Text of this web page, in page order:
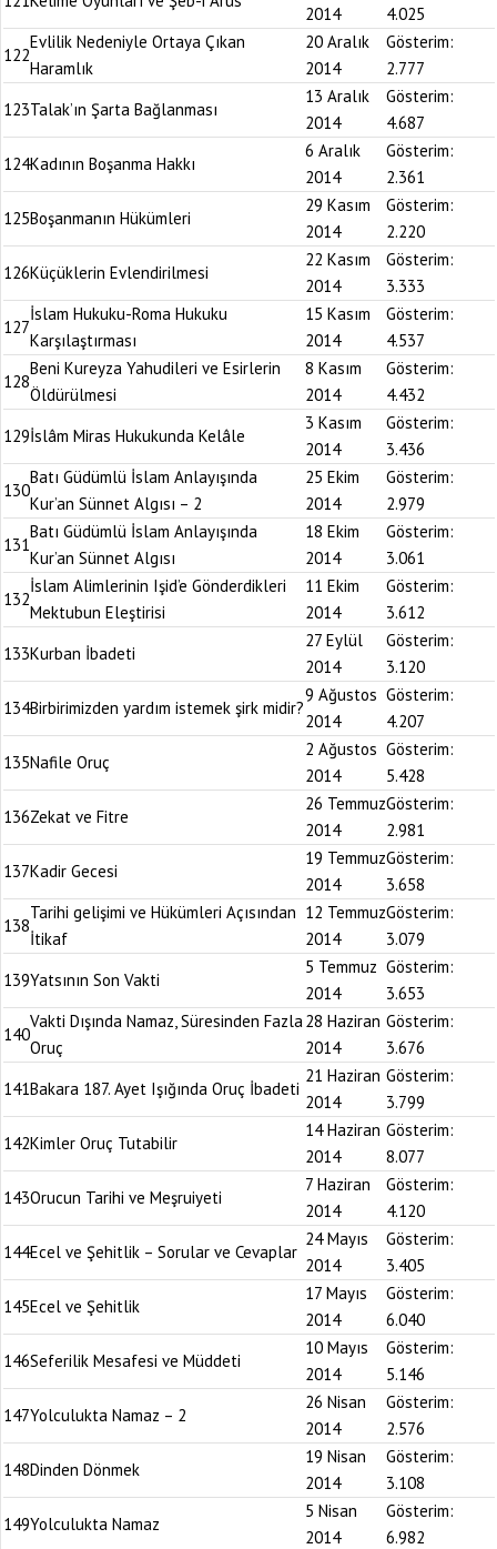
2014
4.025
122
Evlilik Nedeniyle Ortaya Çıkan
Haramlık
20 Aralık
2014
Gösterim:
2.777
123Talak’ın Şarta Bağlanması
13 Aralık
2014
Gösterim:
4.687
124Kadının Boşanma Hakkı
6 Aralık
2014
Gösterim:
2.361
125Boşanmanın Hükümleri
29 Kasım
2014
Gösterim:
2.220
126Küçüklerin Evlendirilmesi
22 Kasım
2014
Gösterim:
3.333
127
İslam Hukuku-Roma Hukuku
Karşılaştırması
15 Kasım
2014
Gösterim:
4.537
128
Beni Kureyza Yahudileri ve Esirlerin
Öldürülmesi
8 Kasım
2014
Gösterim:
4.432
129İslâm Miras Hukukunda Kelâle
3 Kasım
2014
Gösterim:
3.436
130
Batı Güdümlü İslam Anlayışında
Kur’an Sünnet Algısı – 2
25 Ekim
2014
Gösterim:
2.979
131
Batı Güdümlü İslam Anlayışında
Kur’an Sünnet Algısı
18 Ekim
2014
Gösterim:
3.061
132
İslam Alimlerinin Işid’e Gönderdikleri
Mektubun Eleştirisi
11 Ekim
2014
Gösterim:
3.612
133Kurban İbadeti
27 Eylül
2014
Gösterim:
3.120
134Birbirimizden yardım istemek şirk midir?
9 Ağustos
2014
Gösterim:
4.207
135Nafile Oruç
2 Ağustos
2014
Gösterim:
5.428
136Zekat ve Fitre
26 Temmuz
2014
Gösterim:
2.981
137Kadir Gecesi
19 Temmuz
2014
Gösterim:
3.658
138
Tarihi gelişimi ve Hükümleri Açısından
İtikaf
12 Temmuz
2014
Gösterim:
3.079
139Yatsının Son Vakti
5 Temmuz
2014
Gösterim:
3.653
140
Vakti Dışında Namaz, Süresinden Fazla
Oruç
28 Haziran
2014
Gösterim:
3.676
141Bakara 187. Ayet Işığında Oruç İbadeti
21 Haziran
2014
Gösterim:
3.799
142Kimler Oruç Tutabilir
14 Haziran
2014
Gösterim:
8.077
143Orucun Tarihi ve Meşruiyeti
7 Haziran
2014
Gösterim:
4.120
144Ecel ve Şehitlik – Sorular ve Cevaplar
24 Mayıs
2014
Gösterim:
3.405
145Ecel ve Şehitlik
17 Mayıs
2014
Gösterim:
6.040
146Seferilik Mesafesi ve Müddeti
10 Mayıs
2014
Gösterim:
5.146
147Yolculukta Namaz – 2
26 Nisan
2014
Gösterim:
2.576
148Dinden Dönmek
19 Nisan
2014
Gösterim:
3.108
149Yolculukta Namaz
5 Nisan
2014
Gösterim:
6.982